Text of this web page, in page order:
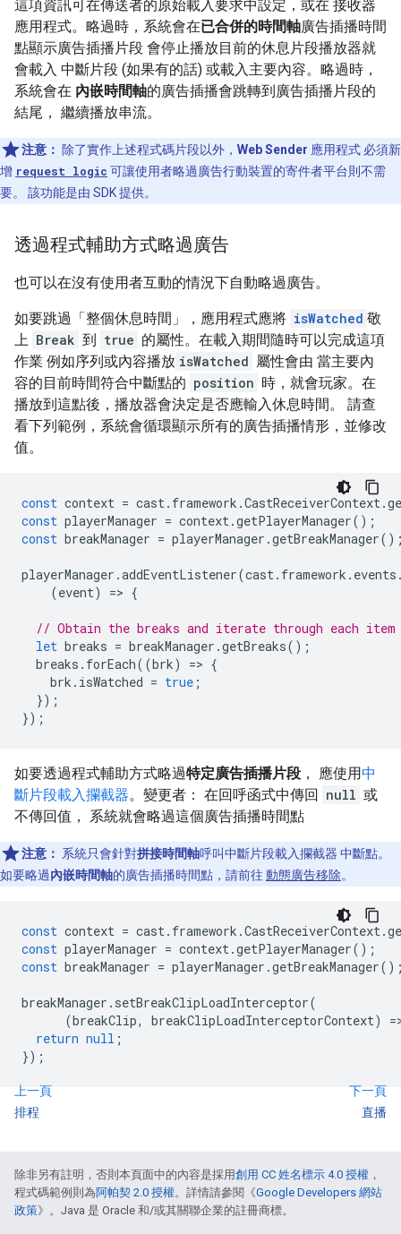
這項資訊可在傳送者的原始載入要求中設定，或在 接收器
應用程式。略過時，系統會在已合併的時間軸廣告插播時間
點顯示廣告插播片段 會停止播放目前的休息片段播放器就
會載入 中斷片段 (如果有的話) 或載入主要內容。略過時，
系統會在 內嵌時間軸的廣告插播會跳轉到廣告插播片段的
結尾， 繼續播放串流。
注意： 除了實作上述程式碼片段以外， Web Sender 應用程式 必須新
增 request logic 可讓使用者略過廣告行動裝置的寄件者平台則不需
要。 該功能是由 SDK 提供。
透過程式輔助方式略過廣告
也可以在沒有使用者互動的情況下自動略過廣告。
如要跳過「整個休息時間」 ，應用程式應將 isWatched 敬
上 Break 到 true 的屬性。在載入期間隨時可以完成這項
作業 例如序列或內容播放 isWatched 屬性會由 當主要內
容的目前時間符合中斷點的 position 時，就會玩家。在
播放到這點後，播放器會決定是否應輸入休息時間。 請查
看下列範例，系統會循環顯示所有的廣告插播情形，並修改
值。
const context = cast. framework .CastReceiverContext.
const playerManager = context.getPlayerManager();
const breakManager = playerManager .getBreakManager
playerManager .addEventListener(cast. framework . events
(event) => {
// Obtain the breaks and iterate through each
let breaks = breakManager .getBreaks();
breaks . forEach((brk) => {
brk . isWatched = true ;
});
});
如要透過程式輔助方式略過特定廣告插播片段 ， 應使用中
斷片段載入攔截器。變更者： 在回呼函式中傳回 null 或
不傳回值， 系統就會略過這個廣告插播時間點
注意： 系統只會針對拼接時間軸呼叫中斷片段載入攔截器 中斷點。
如要略過內嵌時間軸的廣告插播時間點，請前往 動態廣告移除。
const context = cast. framework .CastReceiverContext.
const playerManager = context.getPlayerManager();
const breakManager = playerManager .getBreakManager
breakManager . setBreakClipLoadInterceptor(
(breakClip, breakClipLoadInterceptorContext) =
return null ;
});
上一頁
排程
下一頁
直播
除非另有註明，否則本頁面中的內容是採用創用 CC 姓名標示 4.0 授權 ，
程式碼範例則為阿帕契 2.0 授權。詳情請參閱《Google Developers 網站
政策》。Java 是 Oracle 和/或其關聯企業的註冊商標。